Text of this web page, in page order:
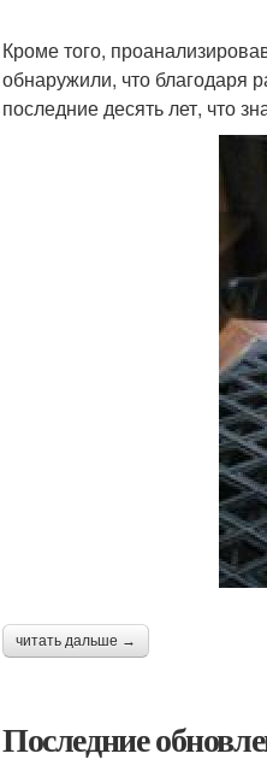
Кроме того,
обнаружили, что благодаря
последние десять лет, что
читать дальше →
Последние